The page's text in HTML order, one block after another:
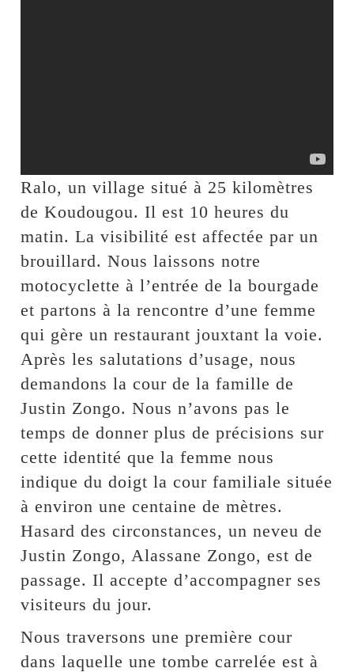
Ralo, un village situé à 25 kilomètres
de Koudougou. Il est 10 heures du
matin. La visibilité est affectée par un
brouillard. Nous laissons notre
motocyclette à l’entrée de la bourgade
et partons à la rencontre d’une femme
qui gère un restaurant jouxtant la voie.
Après les salutations d’usage, nous
demandons la cour de la famille de
Justin Zongo. Nous n’avons pas le
temps de donner plus de précisions sur
cette identité que la femme nous
indique du doigt la cour familiale située
à environ une centaine de mètres.
Hasard des circonstances, un neveu de
Justin Zongo, Alassane Zongo, est de
passage. Il accepte d’accompagner ses
visiteurs du jour.
Nous traversons une première cour
dans laquelle une tombe carrelée est à